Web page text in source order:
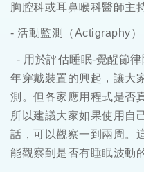
胸腔科或耳鼻喉科醫師主
-活動監測（Actigraphy）
- 用於評估睡眠-覺醒節
年穿戴裝置的興起，讓大
測。但各家應用程式是否
所以建議大家如果使用自
話，可以觀察一到兩周。
能觀察到是否有睡眠波動